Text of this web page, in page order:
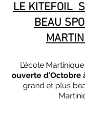
L’école
ouverte d'Octobre
grand et plus
LE KITEFOIL
BEAU